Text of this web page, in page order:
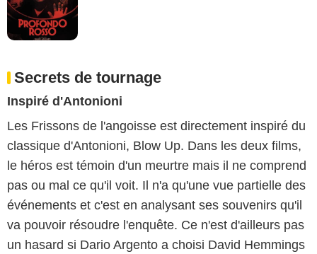
Secrets de tournage
Inspiré d'Antonioni
Les Frissons de l'angoisse est directement inspiré du
classique d'Antonioni, Blow Up. Dans les deux films,
le héros est témoin d'un meurtre mais il ne comprend
pas ou mal ce qu'il voit. Il n'a qu'une vue partielle des
événements et c'est en analysant ses souvenirs qu'il
va pouvoir résoudre l'enquête. Ce n'est d'ailleurs pas
un hasard si Dario Argento a choisi David Hemmings